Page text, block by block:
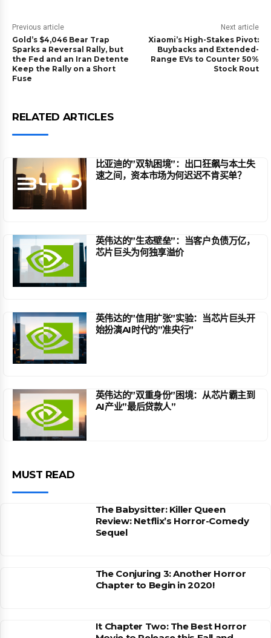
Previous article
Gold’s $4,046 Bear Trap
Sparks a Reversal Rally, but
the Fed and an Iran Detente
Keep the Rally on a Short
Fuse
Next article
Xiaomi’s High-Stakes Pivot:
Buybacks and Extended-
Range EVs to Counter 50%
Stock Rout
RELATED ARTICLES
比亚迪的”双轨困境”：出口狂飙与本土失
速之间，资本市场为何迟迟不肯买单？
英伟达的”生态壁垒”：当客户负债万亿，
芯片巨头为何独享溢价
英伟达的”信用扩张”实验：当芯片巨头开
始扮演AI时代的”准央行”
英伟达的”双重身份”困境：从芯片霸主到
AI产业”最后贷款人”
MUST READ
The Babysitter: Killer Queen
Review: Netflix’s Horror-Comedy
Sequel
The Conjuring 3: Another Horror
Chapter to Begin in 2020!
It Chapter Two: The Best Horror